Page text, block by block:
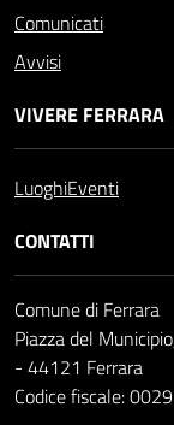
Comunicati
Avvisi
VIVERE FERRARA
LuoghiEventi
CONTATTI
Comune di Ferrara
Piazza del
- 44121 Ferrara
Codice fiscale: